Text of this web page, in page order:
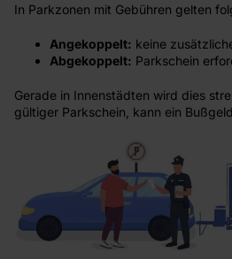
In Parkzonen mit Gebühren gelten
Angekoppelt: keine
Abgekoppelt: Parkschein
Gerade in Innenstädten wird dies
gültiger Parkschein, kann ein